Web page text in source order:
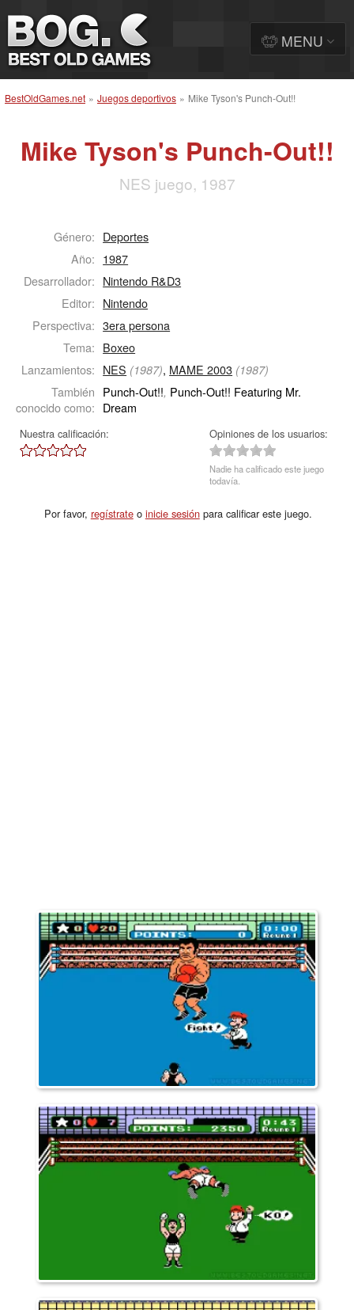
BestOldGames.net » Juegos deportivos » Mike Tyson's Punch-Out!!
Mike Tyson's Punch-Out!!
NES juego, 1987
Género: Deportes
Año: 1987
Desarrollador: Nintendo R&D3
Editor: Nintendo
Perspectiva: 3era persona
Tema: Boxeo
Lanzamientos: NES (1987), MAME 2003 (1987)
También
conocido como:
Punch-Out!!, Punch-Out!! Featuring Mr.
Dream
Nuestra calificación: Opiniones de los usuarios:
Nadie ha calificado este juego
todavía.
Por favor, regístrateo inicie sesiónpara calificar este juego.
MENU